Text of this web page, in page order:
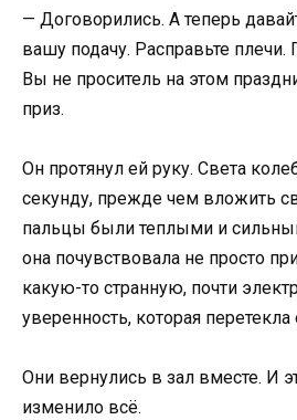
— Договорились. А теперь
вашу подачу. Расправьте
Вы не проситель на этом
приз.
Он протянул ей руку. Света
секунду, прежде чем вложить
пальцы были теплыми и
она почувствовала не просто
какую-то странную, почти
уверенность, которая перетекла
Они вернулись в зал вместе. И
изменило всё.